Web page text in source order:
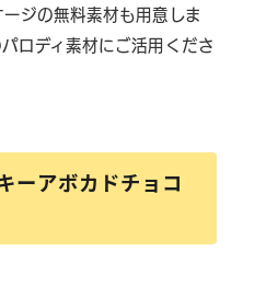
ージの無料素材も用意しま
パロディ素材にご活用くださ
ーアボカドチョコ